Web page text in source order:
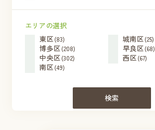
エリアの選択
東区(83) 城南区(25)
博多区(208) 早良区(68)
中央区(302) 西区(67)
南区(49)
検索